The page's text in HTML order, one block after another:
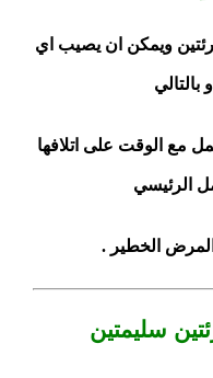
ويمكن ان يصيب اي
و بالتالي
مع الوقت على اتلافها
الرئيسي
المرض الخطير .
سليمتين